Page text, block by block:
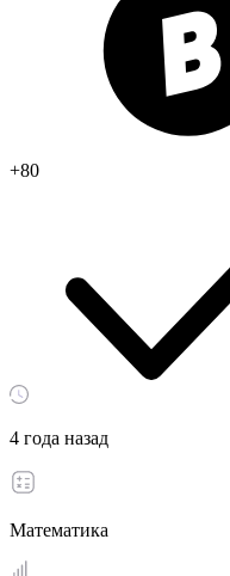
+80
4 года назад
Математика